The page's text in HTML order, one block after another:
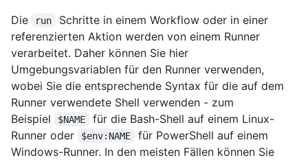
Die
run
Schritte in einem Workflow oder in einer
referenzierten Aktion werden von einem Runner
verarbeitet. Daher können Sie hier
Umgebungsvariablen für den Runner verwenden,
wobei Sie die entsprechende Syntax für die auf dem
Runner verwendete Shell verwenden - zum
Beispiel
$NAME
für die Bash-Shell auf einem Linux-
Runner oder
$env:NAME
für PowerShell auf einem
Windows-Runner. In den meisten Fällen können Sie